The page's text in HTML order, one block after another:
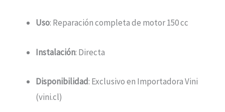
Uso: Reparación completa de motor 150 cc
Instalación: Directa
Disponibilidad: Exclusivo en Importadora Vini
(vini.cl)